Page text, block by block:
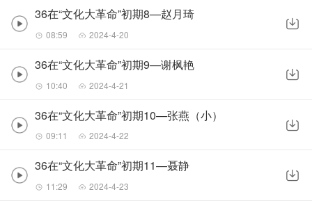
36在“文化大革命”初期8—赵月琦
08:59 2024-4-20
36在“文化大革命”初期9—谢枫艳
10:40 2024-4-21
36在“文化大革命”初期10—张燕（小）
09:11 2024-4-22
36在“文化大革命”初期11—聂静
11:29 2024-4-23